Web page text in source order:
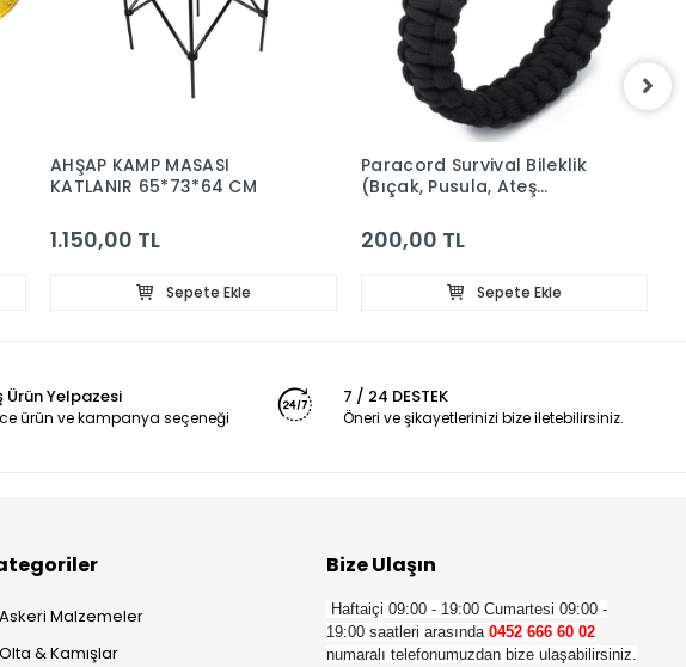
AHŞAP KAMP MASASI
KATLANIR 65*73*64 CM
1.150,00 TL
Sepete Ekle
Paracord Survival Bileklik
(Bıçak, Pusula, Ateş
Ikaz Düdüğü)
200,00 TL
Sepete Ekle
Ürün Yelpazesi
ürün ve kampanya seçeneği
7 / 24 DESTEK
Öneri ve şikayetlerinizi bize iletebilirsiniz.
Askeri Malzemeler
Olta & Kamışlar
Bize Ulaşın
Haftaiçi 09:00 - 19:00Cumartesi 09:00 -
19:00 saatleri arasında0452 666 60 02
numaralı telefonumuzdan bize ulaşabilirsiniz.